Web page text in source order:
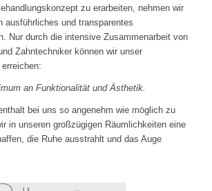
zu erarbeiten, nehmen wir
ausführliches und transparentes
Nur durch die intensive Zusammenarbeit von
Zahntechniker können wir unser
an Funktionalität und Ästhetik.
bei uns so angenehm wie möglich zu
in unseren großzügigen Räumlichkeiten eine
die Ruhe ausstrahlt und das Auge